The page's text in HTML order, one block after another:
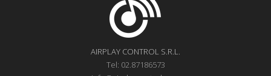
AIRPLAY CONTROL S.R.L.
Tel: 02.87186573